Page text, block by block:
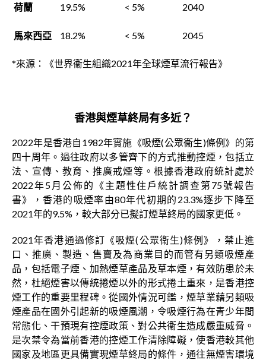
荷蘭 19.5% < 5% 2040
馬來西亞 18.2% < 5% 2045
*來源：《世界衞生組織2021年全球煙草流行報告》
香港與煙草終局有多近？
2022年是香港自1982年實施《吸煙(公眾衞生)條例》的第
四十周年。過往政府以多管齊下的方式推動控煙，包括立
法、宣傳、教育、推廣戒煙等。根據香港政府統計處於
2022年5月公佈的《主題性住戶統計調查第75號報告
書》，香港的吸煙率由80年代初期的23.3%逐步下降至
2021年的9.5%，較大部分已擬訂煙草終局的國家更低。
2021年香港通過修訂《吸煙(公眾衞生)條例》，禁止進
口、推廣、製造、售賣及為商業目的而管有另類吸煙產
品，包括電子煙、加熱煙草產品及草本煙，有效防患於未
然，杜絕煙害以傳統捲煙以外的形式捲土重來，是香港控
煙工作的重要里程碑。從國外情況可鑑，煙草業藉另類吸
煙產品在國外引起新的吸煙風潮，令吸煙行為在青少年間
常態化、干預現有控煙政策、對公共衞生造成嚴重威脅。
是次禁令為當前香港的控煙工作清除障礙，使香港較其他
國家及地區更具備實現煙草終局的條件，通往無煙害環境